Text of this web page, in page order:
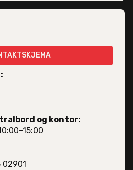
og kontor: